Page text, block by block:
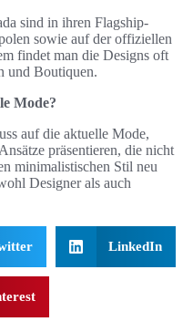
sind in ihren Flagship-
sowie auf der offiziellen
findet man die Designs oft
und Boutiquen.
Mode?
auf die aktuelle Mode,
präsentieren, die nicht
minimalistischen Stil neu
Designer als auch
LinkedIn